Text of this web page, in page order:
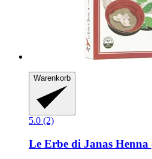
Warenkorb
5.0 (2)
Le Erbe di Janas Henna